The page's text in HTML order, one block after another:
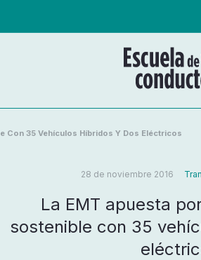
Con 35 Vehículos Híbridos Y Dos Eléctricos
28 de noviembre 2016
La EMT apuesta
sostenible con 35